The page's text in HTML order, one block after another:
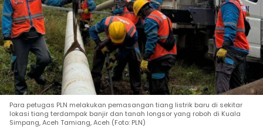
Para petugas PLN melakukan pemasangan tiang listrik baru di sekitar
lokasi tiang terdampak banjir dan tanah longsor yang roboh di Kuala
Simpang, Aceh Tamiang, Aceh (Foto: PLN)